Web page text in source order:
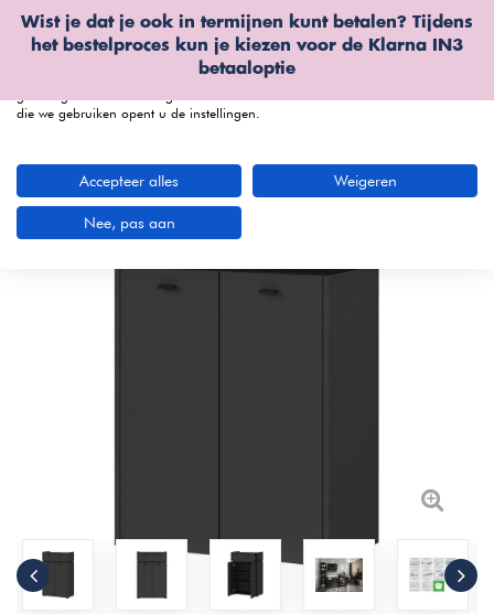
Wist je dat je ook in termijnen kunt betalen? Tijdens
het bestelproces kun je kiezen voor de Klarna IN3
betaaloptie
Wij gebruiken cookies
We kunnen deze plaatsen voor analyse van onze bezoekersgegevens, om
onze website te verbeteren, gepersonaliseerde inhoud te tonen en om u een
die we gebruiken opent u de instellingen.
Accepteer alles Weigeren
Nee, pas aan